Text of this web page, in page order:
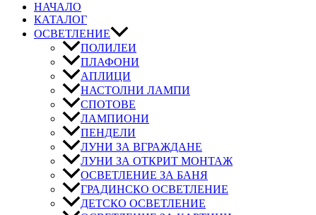
НАЧАЛО
КАТАЛОГ
ОСВЕТЛЕНИЕ
ПОЛИЛЕИ
ПЛАФОНИ
АПЛИЦИ
НАСТОЛНИ ЛАМПИ
СПОТОВЕ
ЛАМПИОНИ
ПЕНДЕЛИ
ЛУНИ ЗА ВГРАЖДАНЕ
ЛУНИ ЗА ОТКРИТ МОНТАЖ
ОСВЕТЛЕНИЕ ЗА БАНЯ
ГРАДИНСКО ОСВЕТЛЕНИЕ
ДЕТСКО ОСВЕТЛЕНИЕ